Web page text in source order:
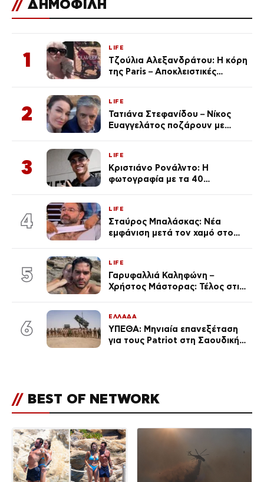
// ΔΗΜΟΦΙΛΗ
1
LIFE
Τζούλια Αλεξανδράτου: Η κόρη
της Paris – Αποκλειστικές
2
LIFE
Τατιάνα Στεφανίδου – Νίκος
Ευαγγελάτος ποζάρουν με
3
LIFE
Κριστιάνο Ρονάλντο: Η
φωτογραφία με τα 40
εκ. likes
4
LIFE
Σταύρος Μπαλάσκας: Νέα
εμφάνιση μετά τον χαμό στο
5
LIFE
Γαρυφαλλιά Καληφώνη –
Χρήστος Μάστορας: Τέλος στις
6
ΕΛΛΑΔΑ
ΥΠΕΘΑ: Μηνιαία επανεξέταση
για τους Patriot στη Σαουδική
// BEST OF NETWORK